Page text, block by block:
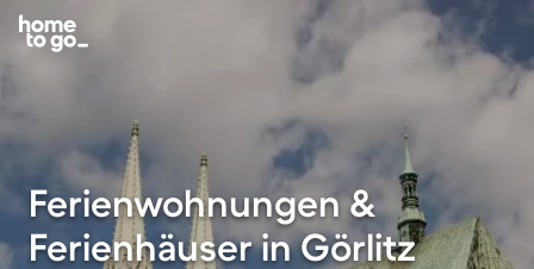
Ferienwohnungen &
Ferienhäuser in Görlitz